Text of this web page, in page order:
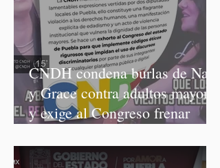
CNDH condena burlas de Nay
y Grace contra adultos mayores
y exige al Congreso frenar